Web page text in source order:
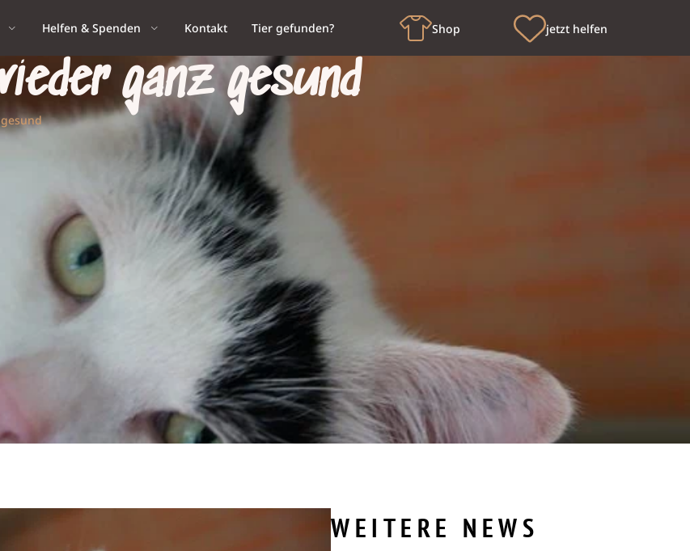
Helfen & Spenden Kontakt Tier gefunden? Shop jetzt helfen
ganz gesund
WEITERE NEWS